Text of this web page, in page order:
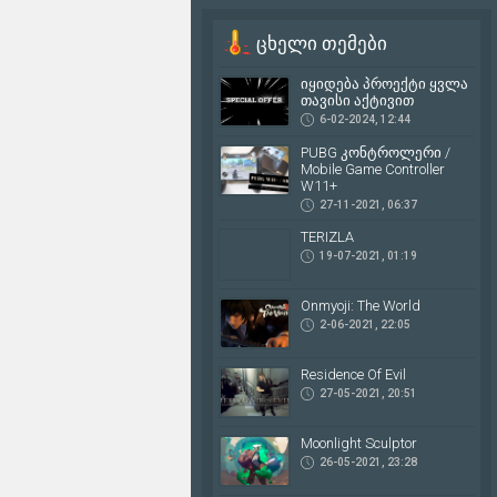
თავისი აქტივით
იყიდება პროექტი ყვლა თავისი
აქტივით: Web Page: Mobilegames.ge
Facebook:...
ცხელი თემები
იყიდება პროექტი ყვლა
თავისი აქტივით
6-02-2024, 12:44
PUBG კონტროლერი /
Mobile Game Controller
W11+
27-11-2021, 06:37
TERIZLA
19-07-2021, 01:19
Onmyoji: The World
2-06-2021, 22:05
Residence Of Evil
27-05-2021, 20:51
Moonlight Sculptor
26-05-2021, 23:28